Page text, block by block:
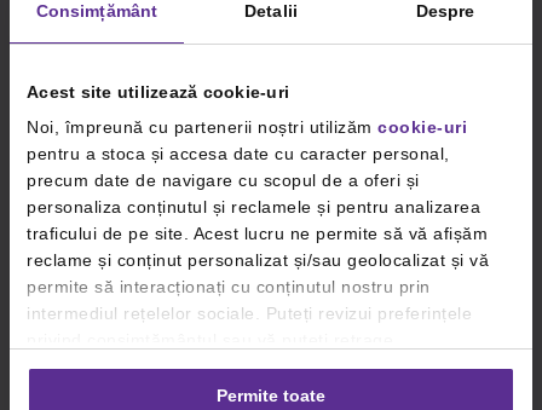
Consimțământ Detalii Despre
Acest site utilizează cookie-uri
Noi, împreună cu partenerii noștri utilizăm cookie-uri
pentru a stoca și accesa date cu caracter personal,
precum date de navigare cu scopul de a oferi și
personaliza conținutul și reclamele și pentru analizarea
traficului de pe site. Acest lucru ne permite să vă afișăm
reclame și conținut personalizat și/sau geolocalizat și vă
permite să interacționați cu conținutul nostru prin
intermediul rețelelor sociale. Puteți revizui preferințele
consimțământul oricând, făcând click pe linkul către
setările dvs. de cookie-uri.Permite toate